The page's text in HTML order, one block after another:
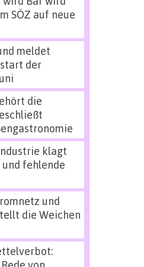
SÖZ auf neue
meldet
der
die
klagt
fehlende
und
die Weichen